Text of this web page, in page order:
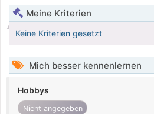
Meine Kriterien
Keine Kriterien gesetzt
Mich besser kennenlernen
Hobbys
Nicht angegeben